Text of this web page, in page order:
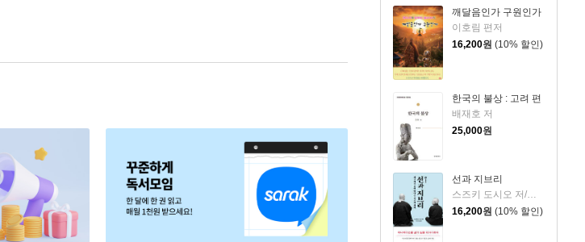
깨달음인가 구원인가
이호림 편저
16,200원 (10% 할인)
한국의 불상 : 고려 편
배재호 저
25,000원
선과 지브리
16,200원 (10% 할인)